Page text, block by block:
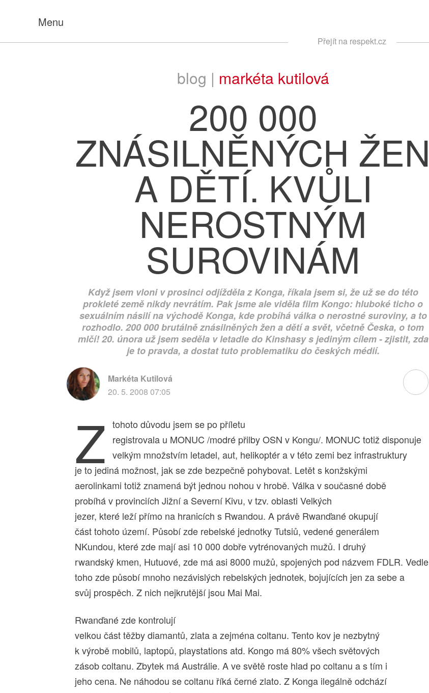
Menu
Přejít na respekt.cz
blog | markéta kutilová
200 000
ZNÁSILNĚNÝCH ŽEN
A DĚTÍ. KVŮLI
NEROSTNÝM
SUROVINÁM
Když jsem vloni v prosinci odjížděla z Konga, říkala jsem si, že už se do této
prokleté země nikdy nevrátím. Pak jsme ale viděla film Kongo: hluboké ticho o
sexuálním násilí na východě Konga, kde probíhá válka o nerostné suroviny, a to
rozhodlo. 200 000 brutálně znásilněných žen a dětí a svět, včetně Česka, o tom
mlčí! 20. února už jsem seděla v letadle do Kinshasy s jediným cílem - zjistit, zda
je to pravda, a dostat tuto problematiku do českých médií.
Markéta Kutilová
20. 5. 2008 07:05
Z tohoto důvodu jsem se po příletu
registrovala u MONUC /modré přilby OSN v Kongu/. MONUC totiž disponuje
velkým množstvím letadel, aut, helikoptér a v této zemi bez infrastruktury
je to jediná možnost, jak se zde bezpečně pohybovat. Letět s konžskými
aerolinkami totiž znamená být jednou nohou v hrobě. Válka v současné době
probíhá v provinciích Jižní a Severní Kivu, v tzv. oblasti Velkých
jezer, které leží přímo na hranicích s Rwandou. A právě Rwanďané okupují
část tohoto území. Působí zde rebelské jednotky Tutsiů, vedené generálem
NKundou, které zde mají asi 10 000 dobře vytrénovaných mužů. I druhý
rwandský kmen, Hutuové, zde má asi 8000 mužů, spojených pod názvem FDLR. Vedle
toho zde působí mnoho nezávislých rebelských jednotek, bojujících jen za sebe a
svůj prospěch. Z nich nejkrutější jsou Mai Mai.
Rwanďané zde kontrolují
velkou část těžby diamantů, zlata a zejména coltanu. Tento kov je nezbytný
k výrobě mobilů, laptopů, playstations atd. Kongo má 80% všech světových
zásob coltanu. Zbytek má Austrálie. A ve světě roste hlad po coltanu a s tím i
jeho cena. Ne náhodou se coltanu říká černé zlato. Z Konga ilegálně odchází